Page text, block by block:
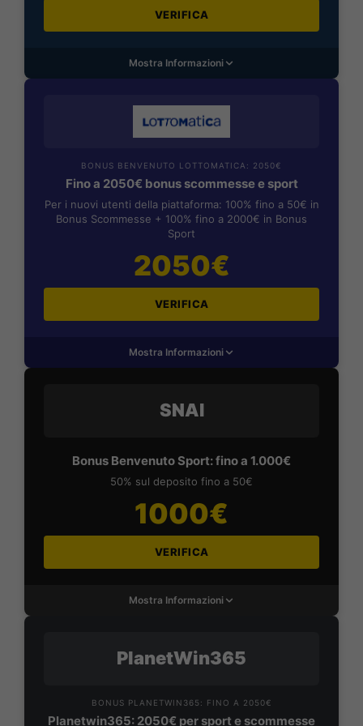
VERIFICA
Mostra Informazioni
BONUS BENVENUTO LOTTOMATICA: 2050€
Fino a 2050€ bonus scommesse e sport
Per i nuovi utenti della piattaforma: 100% fino a 50€ in
Bonus Scommesse + 100% fino a 2000€ in Bonus
Sport
2050€
VERIFICA
Mostra Informazioni
SNAI
Bonus Benvenuto Sport: fino a 1.000€
50% sul deposito fino a 50€
1000€
VERIFICA
Mostra Informazioni
PlanetWin365
BONUS PLANETWIN365: FINO A 2050€
Planetwin365: 2050€ per sport e scommesse